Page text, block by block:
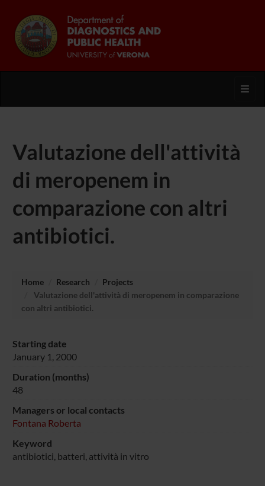
Valutazione dell'attività
di meropenem in
comparazione con altri
antibiotici.
Home Research
Projects
Valutazione dell'attività di meropenem in comparazione
con altri antibiotici.
Starting date
January 1, 2000
Duration (months)
48
Managers or local contacts
Fontana Roberta
Keyword
antibiotici, batteri, attività in vitro